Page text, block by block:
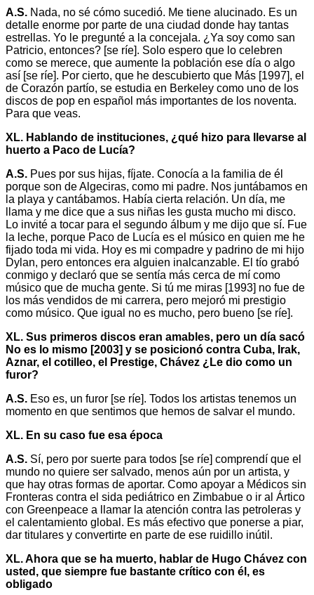
A.S. Nada, no sé cómo sucedió. Me tiene alucinado. Es un
detalle enorme por parte de una ciudad donde hay tantas
estrellas. Yo le pregunté a la concejala. ¿Ya soy como san
Patricio, entonces? [se ríe]. Solo espero que lo celebren
como se merece, que aumente la población ese día o algo
así [se ríe]. Por cierto, que he descubierto que Más [1997], el
de Corazón partío, se estudia en Berkeley como uno de los
discos de pop en español más importantes de los noventa.
Para que veas.
XL. Hablando de instituciones, ¿qué hizo para llevarse al
huerto a Paco de Lucía?
A.S. Pues por sus hijas, fíjate. Conocía a la familia de él
porque son de Algeciras, como mi padre. Nos juntábamos en
la playa y cantábamos. Había cierta relación. Un día, me
llama y me dice que a sus niñas les gusta mucho mi disco.
Lo invité a tocar para el segundo álbum y me dijo que sí. Fue
la leche, porque Paco de Lucía es el músico en quien me he
fijado toda mi vida. Hoy es mi compadre y padrino de mi hijo
Dylan, pero entonces era alguien inalcanzable. El tío grabó
conmigo y declaró que se sentía más cerca de mí como
músico que de mucha gente. Si tú me miras [1993] no fue de
los más vendidos de mi carrera, pero mejoró mi prestigio
como músico. Que igual no es mucho, pero bueno [se ríe].
XL. Sus primeros discos eran amables, pero un día sacó
No es lo mismo [2003] y se posicionó contra Cuba, Irak,
Aznar, el cotilleo, el Prestige, Chávez ¿Le dio como un
furor?
A.S. Eso es, un furor [se ríe]. Todos los artistas tenemos un
momento en que sentimos que hemos de salvar el mundo.
XL. En su caso fue esa época
A.S. Sí, pero por suerte para todos [se ríe] comprendí que el
mundo no quiere ser salvado, menos aún por un artista, y
que hay otras formas de aportar. Como apoyar a Médicos sin
Fronteras contra el sida pediátrico en Zimbabue o ir al Ártico
con Greenpeace a llamar la atención contra las petroleras y
el calentamiento global. Es más efectivo que ponerse a piar,
dar titulares y convertirte en parte de ese ruidillo inútil.
XL. Ahora que se ha muerto, hablar de Hugo Chávez con
usted, que siempre fue bastante crítico con él, es
obligado